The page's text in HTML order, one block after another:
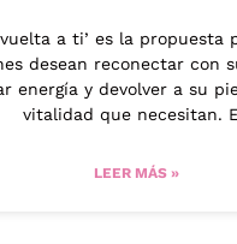
a ti’ es la propuesta
desean reconectar con
energía y devolver a su
vitalidad que necesitan.
LEER MÁS »